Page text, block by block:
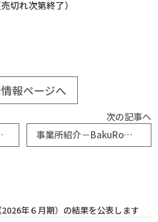
売切れ次第終了）
報ページへ
商工会）
次の記事へ
事業所紹介－BakuRo（五日市商工会）
年６月期）の結果を公表します